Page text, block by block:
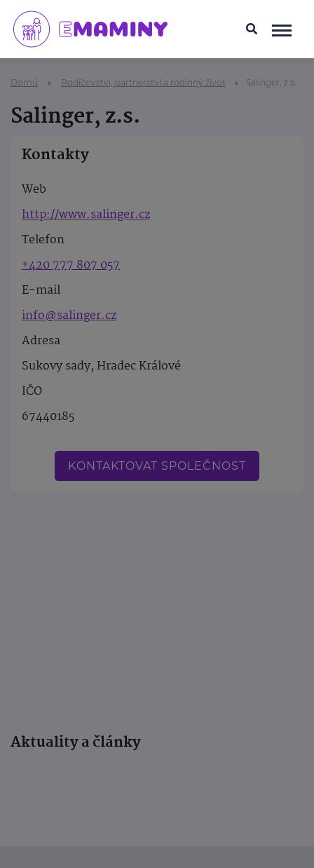
Domů Rodičovství, partnerství a rodinný život Salinger, z.s.
Salinger, z.s.
Kontakty
Web
http://www.salinger.cz
Telefon
+420 777 807 057
E-mail
info@salinger.cz
Adresa
Sukovy sady, Hradec Králové
IČO
67440185
KONTAKTOVAT SPOLEČNOST
Aktuality a články